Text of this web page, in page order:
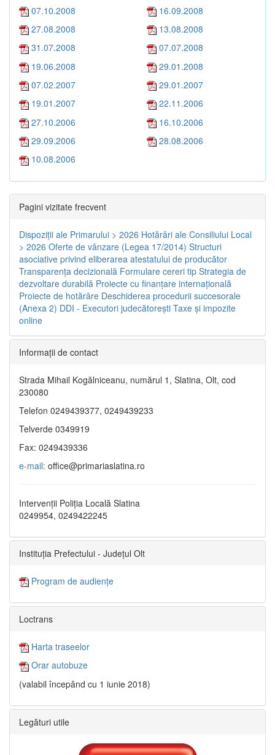
07.10.2008
16.09.2008
27.08.2008
13.08.2008
31.07.2008
07.07.2008
19.06.2008
29.01.2008
07.02.2007
29.01.2007
19.01.2007
22.11.2006
27.10.2006
16.10.2006
29.09.2006
28.08.2006
10.08.2006
Pagini vizitate frecvent
Dispoziţii ale Primarului > 2026 Hotărâri ale Consiliului Local
> 2026 Oferte de vânzare (Legea 17/2014) Structuri
asociative privind eliberarea atestatului de producător
Transparenţa decizională Formulare cereri tip Strategia de
dezvoltare durabilă Proiecte cu finanţare internaţională
Proiecte de hotărâre Deschiderea procedurii succesorale
(Anexa 2) DDI - Executori judecătorești Taxe şi impozite
online
Informaţii de contact
Strada Mihail Kogălniceanu, numărul 1, Slatina, Olt, cod
230080
Telefon 0249439377, 0249439233
Telverde 0349919
Fax: 0249439336
e-mail: office@primariaslatina.ro
Intervenții Poliția Locală Slatina
0249954, 0249422245
Instituția Prefectului - Județul Olt
Program de audiențe
Loctrans
Harta traseelor
Orar autobuze
(valabil începând cu 1 iunie 2018)
Legături utile